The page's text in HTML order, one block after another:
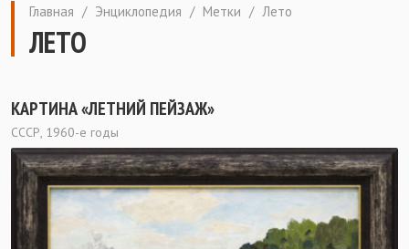
Главная / Энциклопедия / Метки / Лето
ЛЕТО
КАРТИНА «ЛЕТНИЙ ПЕЙЗАЖ»
СССР, 1960-е годы